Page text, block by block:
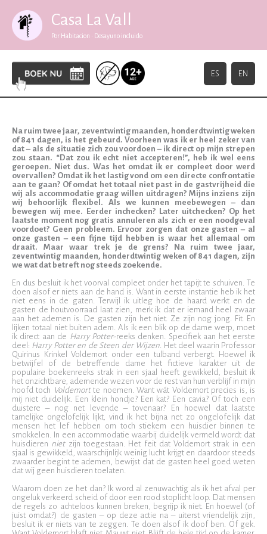
inhoud
Casa La Vall
Por Habitacion • Desayuno incluido
ES EN
13/02/2026
Na ruim twee jaar, zeventwintig maanden, honderdtwintig weken
of 841 dagen, is het gebeurd. Voorheen was ik er heel zeker van
dat – als de situatie zich zou voordoen – ik direct op mijn strepen
zou staan. “Dat zou ik echt niet accepteren!”, heb ik wel eens
geroepen. Niet dus. Was het omdat ik er compleet door werd
overvallen? Omdat ik het lastig vond om een directe confrontatie
aan te gaan? Of omdat het totaal niet past in de gastvrijheid die
wij als accommodatie graag willen uitdragen? Mijns inziens zijn
wij behoorlijk flexibel. Als we kunnen meebewegen – dan
bewegen wij mee. Eerder inchecken? Later uitchecken? Op het
laatste moment nog gratis annuleren als zich er een noodgeval
voordoet? Geen probleem. Ervoor zorgen dat onze gasten – al
onze gasten – een fijne tijd hebben is waar het allemaal om
draait. Maar waar trek je de grens? Na ruim twee jaar,
zeventwintig maanden, honderdtwintig weken of 841 dagen, zijn
we wat dat betreft nog steeds zoekende.
En dus besluit ik het voorval compleet onder het tapijt te schuiven. Te
doen alsof er niets aan de hand is. Want in eerste instantie heb ik het
niet eens in de gaten. Terwijl ik uitleg hoe de haard werkt en de
gasten de houtvoorraad laat zien, merk ik dat er iemand heel zwaar
aan het ademen is. De gasten zijn het niet. Ze zijn nog jong. Fit. En
lijken totaal niet buiten adem. Als ik een blik op de dame werp, moet
ik direct aan de Harry Potter-reeks denken. Specifiek aan het eerste
deel: Harry Potter en de Steen der Wijzen. Het deel waarin Professor
Quirinus Krinkel Voldemort onder een tulband verbergt. Hoewel ik
betwijfel of de betreffende dame het fictieve karakter uit de
populaire boekenreeks strak in een sjaal heeft gewikkeld, besluit ik
het onzichtbare, ademende wezen voor de rest van hun verblijf in mijn
hoofd toch Voldemortte noemen. Want wát Voldemort precies is, is
mij niet duidelijk. Een klein hondje? Een kat? Een cavia? Of toch een
duistere – nog net levende – tovenaar? En hoewel dat laatste
tamelijke ongelofelijk lijkt, vind ik het bijna net zo ongelofelijk dat
mensen het lef hebben om toch stiekem een huisdier binnen te
smokkelen. In een accommodatie waarbij duidelijk vermeld wordt dat
huisdieren nietzijn toegestaan. Het feit dat Voldemort strak in een
sjaal is gewikkeld, waarschijnlijk weinig lucht krijgt en daardoor steeds
zwaarder begint te ademen, bewijst dat de gasten heel goed weten
dat wij geen huisdieren toelaten.
Waarom doen ze het dan? Ik word al zenuwachtig als ik het afval per
ongeluk verkeerd scheid of door een rood stoplicht loop. Dat mensen
de regels zo achteloos kunnen breken, begrijp ik niet. En hoewel (of
juist omdat?) de gasten – op deze actie na – uiterst vriendelijk zijn,
besluit ik er niets van te zeggen. Te doen alsof ik doof ben. Of gek.